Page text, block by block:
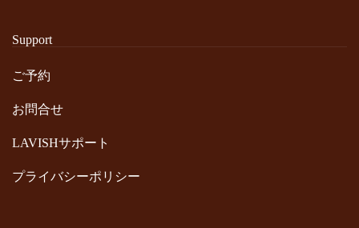
Support
ご予約
お問合せ
LAVISHサポート
プライバシーポリシー